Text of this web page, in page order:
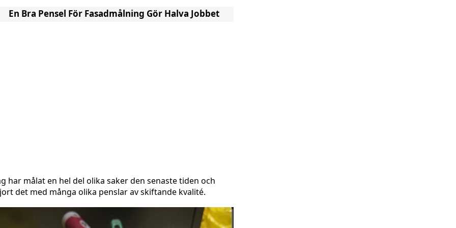
En Bra Pensel För Fasadmålning Gör Halva Jobbet
har målat en hel del olika saker den senaste tiden och
det med många olika penslar av skiftande kvalité.